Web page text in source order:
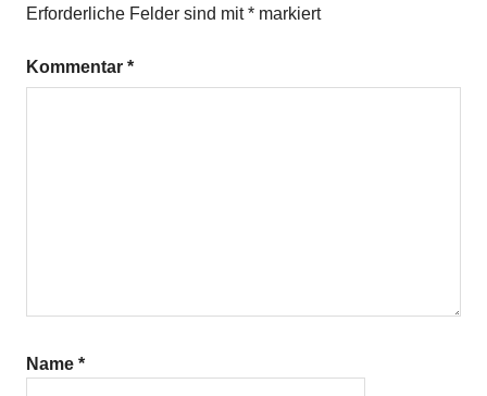
Erforderliche Felder sind mit* markiert
Kommentar *
Name *